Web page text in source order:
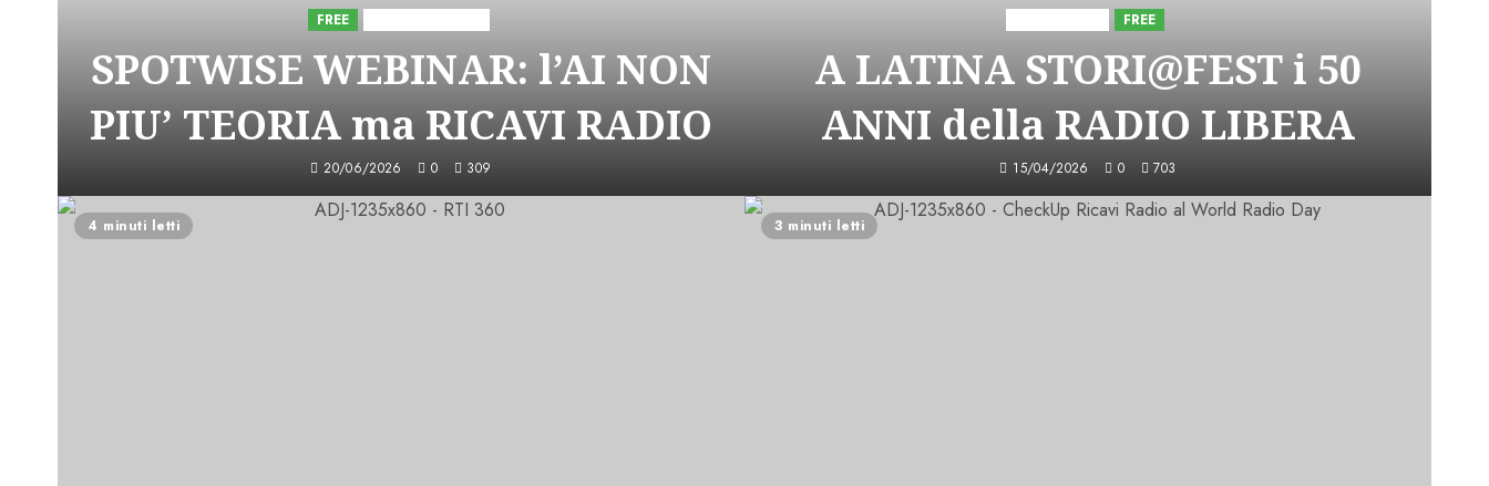
FREE
SPOTWISE WEBINAR: l’AI NON
PIU’ TEORIA ma RICAVI RADIO
20/06/2026 0 309
4 minuti letti
FREE
A LATINA STORI@FEST i 50
ANNI della RADIO LIBERA
15/04/2026 0 703
3 minuti letti